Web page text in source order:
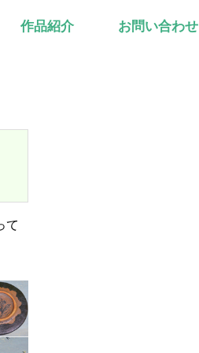
作品紹介 お問い合わせ
て